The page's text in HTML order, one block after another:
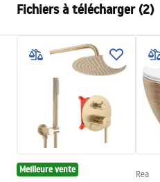
Couleur du robinet
Type de cabine de douche
Couleur du verre
Mode d'ouverture
Montage
Hauteur (mm)
Direction de la cabine
Garantie
Fichiers à télécharger (2)
shower manual
shower manual.pdf
Instrukcja montażu
Instrukcja_Hugo_double_PL.pdf
Meilleure vente Rea